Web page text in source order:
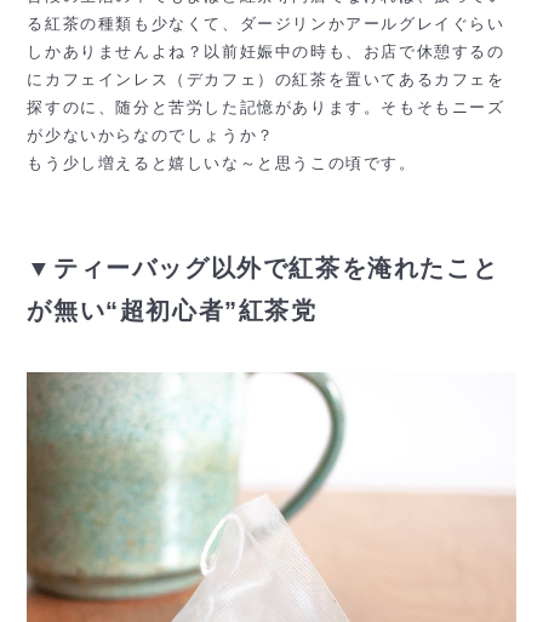
る紅茶の種類も少なくて、ダージリンかアールグレイぐらい
しかありませんよね？以前妊娠中の時も、お店で休憩するの
にカフェインレス（デカフェ）の紅茶を置いてあるカフェを
探すのに、随分と苦労した記憶があります。そもそもニーズ
が少ないからなのでしょうか？
もう少し増えると嬉しいな～と思うこの頃です。
▼ティーバッグ以外で紅茶を淹れたこと
が無い“超初心者”紅茶党